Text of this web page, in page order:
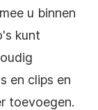
u binnen
kunt
en clips en
toevoegen.